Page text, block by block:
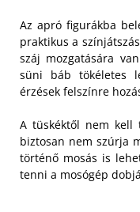
Az apró figurákba
praktikus a
száj mozgatására
süni báb tökéletes
érzések felszínre
A tüskéktől nem kell
biztosan nem szúrja
történő mosás is
tenni a mosógép